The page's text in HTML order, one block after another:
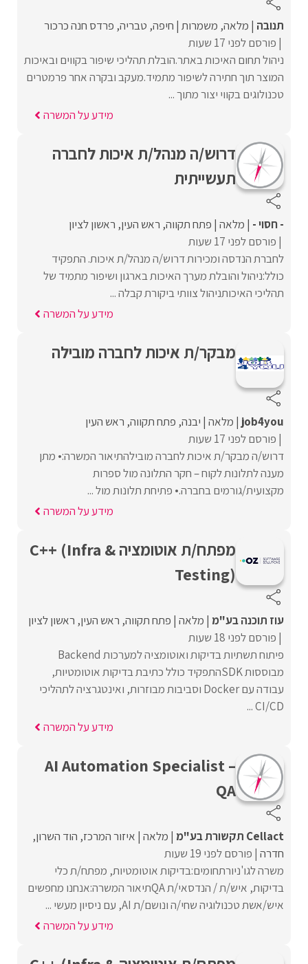
תנובה מלאה משמרות חיפה טבריה פרדס חנה כרכור
פורסם לפני 17 שעות
ניהול תחום האיכות באתר.הובלת תהליכי שיפור בקווים ובאיכות
המוצר תוך חתירה לשיפור מתמיד.מעקב ובקרה אחר פרמטרים
טכנולוגים בקווי יצור מתוך ...
מידע על המשרה
דרוש/ה מנהל/ת איכות לחברה
תעשייתית
- חסוי - מלאה פתח תקווה ראש העין ראשון לציון
פורסם לפני 17 שעות
לחברת הנדסה ומכירות דרוש/ה מנהל/ת איכות. התפקיד
כולל:ניהול והובלת מערך האיכות בארגון ושיפור מתמיד של
תהליכי האיכותניהול צוותי ביקורת קבלה ...
מידע על המשרה
מבקר/ת איכות לחברה מובילה
job4you מלאה יבנה פתח תקווה ראש העין
פורסם לפני 17 שעות
דרוש/ה מבקר/ת איכות לחברה מובילהתיאור המשרה:• מתן
מענה לתלונות לקוח – חקר התלונה מול ספרות
מקצועית/גורמים בחברה.• פתיחת תלונות מול ...
מידע על המשרה
מפתח/ת אוטומציה C++ (Infra &
Testing)
עוז תוכנה בע"מ מלאה פתח תקווה ראש העין ראשון לציון
פורסם לפני 18 שעות
פיתוח תשתיות בדיקות ואוטומציה למערכות Backend
מבוססות SDKהתפקיד כולל כתיבת בדיקות אוטומטיות,
עבודה עם Docker וסביבות מבוזרות, ואינטגרציה לתהליכי
CI/CD ...
מידע על המשרה
AI Automation Specialist –
QA
Cellact תקשורת בע"מ מלאה איזור המרכז הוד השרון
חדרה פורסם לפני 19 שעות
משרה לגו'ניורתחומים:בדיקות אוטומטיות, מפתח/ת כלי
בדיקות, איש/ת / הנדסאי/ת QAתיאור המשרה:אנחנו מחפשים
איש/אשת טכנולוגיה שחי/ה ונושם/ת AI, עם ניסיון מעשי ...
מידע על המשרה